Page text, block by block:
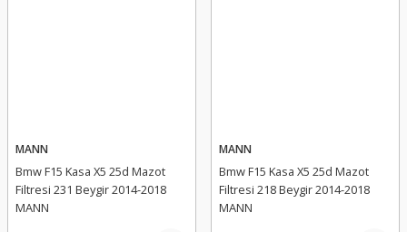
MANN
Bmw F15 Kasa X5 25d Mazot
Filtresi 231 Beygir 2014-2018
MANN
MANN
Bmw F15 Kasa X5 25d Mazot
Filtresi 218 Beygir 2014-2018
MANN